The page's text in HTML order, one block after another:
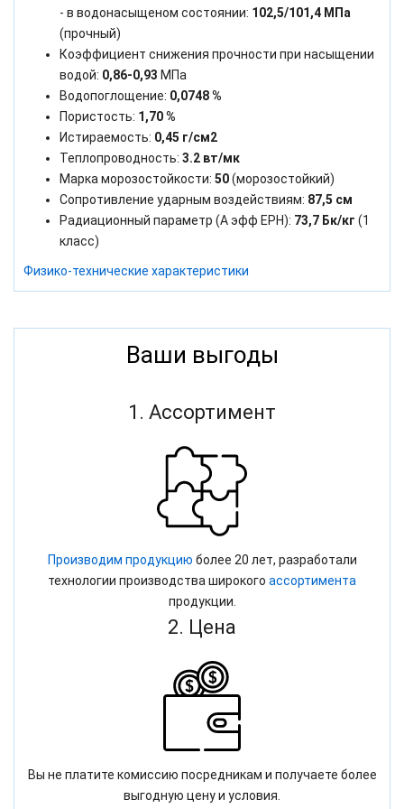
- в водонасыщеном состоянии: 102,5/101,4 МПа
(прочный)
Коэффициент снижения прочности при насыщении
водой: 0,86-0,93 МПа
Водопоглощение: 0,0748 %
Пористость: 1,70 %
Истираемость: 0,45 г/см2
Теплопроводность: 3.2 вт/мк
Марка морозостойкости: 50(морозостойкий)
Сопротивление ударным воздействиям: 87,5 см
Радиационный параметр (А эфф ЕРН): 73,7 Бк/кг (1
класс)
Физико-технические характеристики
Ваши выгоды
1. Ассортимент
Производим продукцию более 20 лет, разработали
технологии производства широкого ассортимента
продукции.
2. Цена
Вы не платите комиссию посредникам и получаете более
выгодную цену и условия.